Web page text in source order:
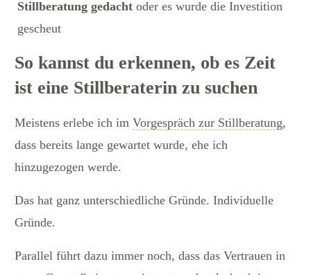
Stillberatung gedacht oder es wurde die Investition
gescheut
So kannst du erkennen, ob es Zeit
ist eine Stillberaterin zu suchen
Meistens erlebe ich im Vorgespräch zur Stillberatung,
dass bereits lange gewartet wurde, ehe ich
hinzugezogen werde.
Das hat ganz unterschiedliche Gründe. Individuelle
Gründe.
Parallel führt dazu immer noch, dass das Vertrauen in